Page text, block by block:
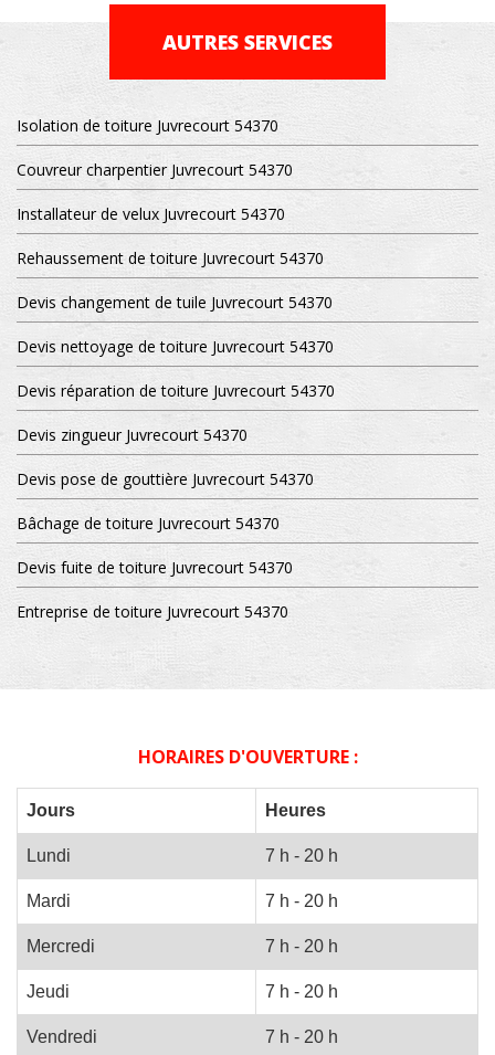
AUTRES SERVICES
Isolation de toiture Juvrecourt 54370
Couvreur charpentier Juvrecourt 54370
Installateur de velux Juvrecourt 54370
Rehaussement de toiture Juvrecourt 54370
Devis changement de tuile Juvrecourt 54370
Devis nettoyage de toiture Juvrecourt 54370
Devis réparation de toiture Juvrecourt 54370
Devis zingueur Juvrecourt 54370
Devis pose de gouttière Juvrecourt 54370
Bâchage de toiture Juvrecourt 54370
Devis fuite de toiture Juvrecourt 54370
Entreprise de toiture Juvrecourt 54370
HORAIRES D'OUVERTURE :
Jours Heures
Lundi 7 h - 20 h
Mardi 7 h - 20 h
Mercredi 7 h - 20 h
Jeudi 7 h - 20 h
Vendredi 7 h - 20 h